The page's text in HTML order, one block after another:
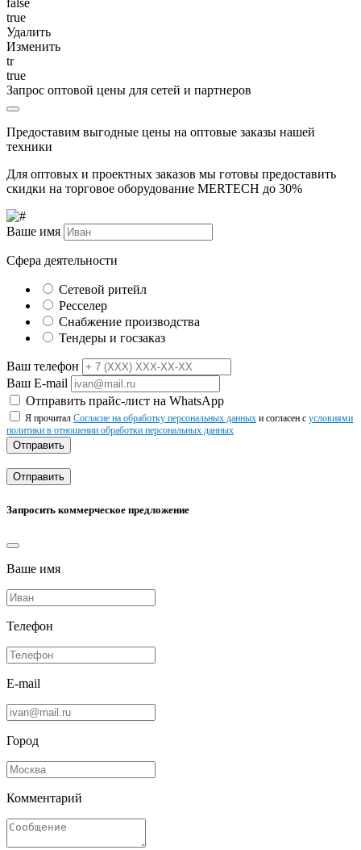
false
true
Удалить
Изменить
tr
true
Запрос оптовой цены для сетей и партнеров
Предоставим выгодные цены на оптовые заказы нашей
техники
Для оптовых и проектных заказов мы готовы предоставить
скидки на торговое оборудование MERTECH до 30%
Ваше имя
Сфера деятельности
Сетевой ритейл
Ресселер
Снабжение производства
Тендеры и госзаказ
Ваш телефон
Ваш E-mail
Отправить прайс-лист на WhatsApp
Я прочитал Согласие на обработку персональных данных и согласен с условиями
политики в отношении обработки персональных данных
Отправить
Отправить
Запросить коммерческое предложение
Ваше имя
Телефон
E-mail
Город
Комментарий